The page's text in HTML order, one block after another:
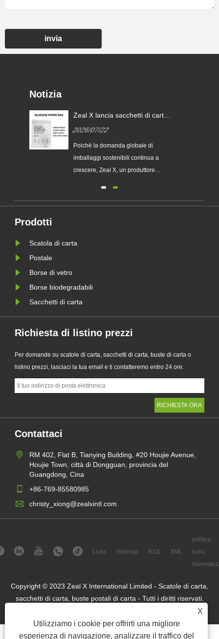
invia
X
Utilizziamo i cookie per offrirti una migliore
esperienza di navigazione, analizzare il traffico del
Notizia
Zeal X lancia sacchetti di carta
aiutare i marchi globali a
sostituire gli imballaggi in
plastica monouso
2026/07/22
Poiché la domanda globale di
imballaggi sostenibili continua a
crescere, Zeal X, un produttore
sua serie aggiornata di sacchetti di
ai tradizionali sacchetti di plas......
Prodotti
Scatola di carta
Postale
Borse di vetro
Borse biodegradabili
Sacchetti di carta
Richiesta di listino prezzi
Per domande su scatole di carta, sacchetti di carta, buste di carta o
listino prezzi, lasciaci la tua email e ti contatteremo entro 24 ore.
Contattaci
RM 402, Flat B, Tianying Building, #20 Houjie Avenue,
Houjie Town, città di Dongguan, provincia del
Guangdong, Cina
+86-769-85580985
christy_xiong@zealxintl.com
Links Sitemap RSS XML
politica
sulla
Copyright © 2023 Zeal X International Limited - Scatole di carta,
sacchetti di carta, buste postali di carta - Tutti i diritti riservati.